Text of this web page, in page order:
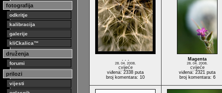
fotografija
odkritje
kalibracija
galerije
kliCkalica™
druženja
forumi
prilozi
vijesti
. . .
28. 04. 2008.
cvijeće
viđena: 2338 puta
broj komentara: 10
Magenta
28. 04. 2008.
cvijeće
viđena: 2321 puta
broj komentara: 6